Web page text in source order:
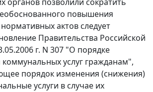
органов позволили сократить
повышения
актов следует
Правительства Российской
г. N 307 "О порядке
коммунальных услуг гражданам",
порядок изменения (снижения)
услуги в случае их